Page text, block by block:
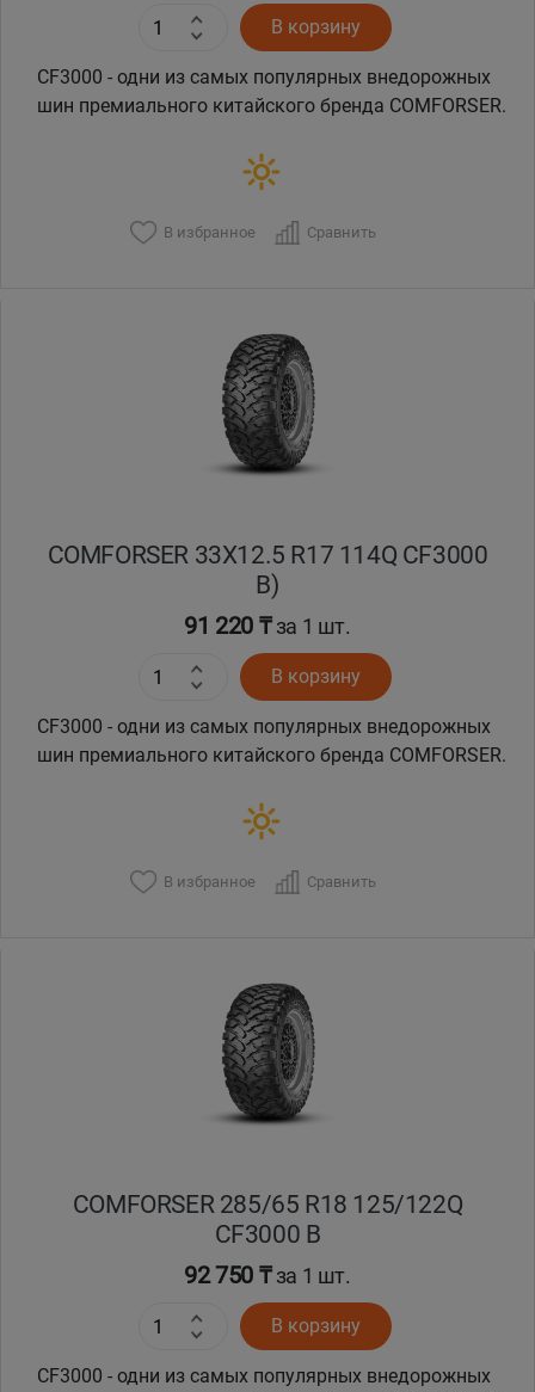
В корзину
CF3000 - одни из самых популярных внедорожных
шин премиального китайского бренда COMFORSER.
В избранное Сравнить
COMFORSER 33X12.5 R17 114Q CF3000
B)
91 220 ₸за 1 шт.
В корзину
CF3000 - одни из самых популярных внедорожных
шин премиального китайского бренда COMFORSER.
В избранное Сравнить
COMFORSER 285/65 R18 125/122Q
CF3000 B
92 750 ₸за 1 шт.
В корзину
CF3000 - одни из самых популярных внедорожных